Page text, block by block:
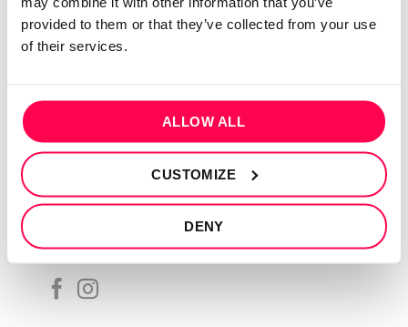
provided to them or that they’ve collected from your use
of their services.
ALLOW ALL
CUSTOMIZE
DENY
Conta cliente
Recuperar Password
Política de privacidade
Termos e condições
Resolução de conflitos
Livro de reclamações
SEGUE-NOS